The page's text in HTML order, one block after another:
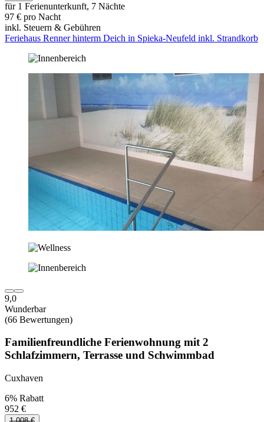
für 1 Ferienunterkunft, 7 Nächte
97 € pro Nacht
inkl. Steuern & Gebühren
Feriehaus Renner hinterm Deich in Spieka-Neufeld inkl. Strandkorb
9,0
Wunderbar
(66 Bewertungen)
Familienfreundliche Ferienwohnung mit 2
Schlafzimmern, Terrasse und Schwimmbad
Cuxhaven
6% Rabatt
952 €